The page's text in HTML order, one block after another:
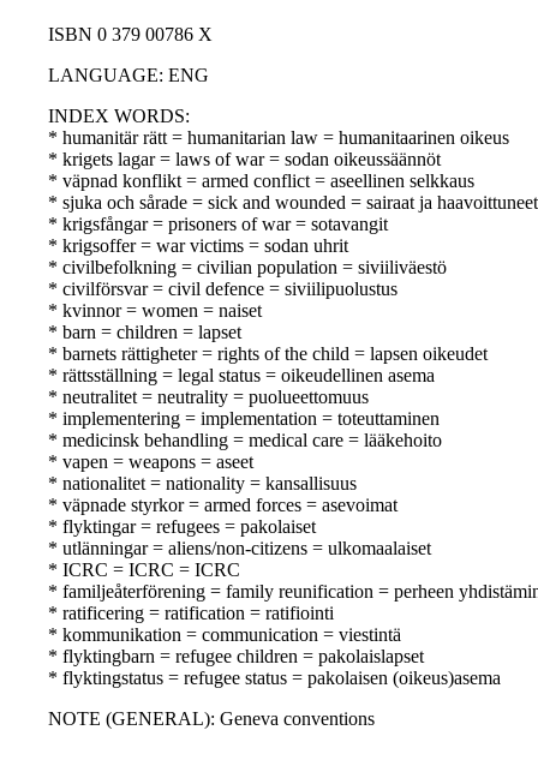
ISBN 0 379 00786 X
LANGUAGE: ENG
INDEX WORDS:
* humanitär rätt = humanitarian law = humanitaarinen oikeus
* krigets lagar = laws of war = sodan oikeussäännöt
* väpnad konflikt = armed conflict = aseellinen selkkaus
* sjuka och sårade = sick and wounded = sairaat ja haavoittuneet
* krigsfångar = prisoners of war = sotavangit
* krigsoffer = war victims = sodan uhrit
* civilbefolkning = civilian population = siviiliväestö
* civilförsvar = civil defence = siviilipuolustus
* kvinnor = women = naiset
* barn = children = lapset
* barnets rättigheter = rights of the child = lapsen oikeudet
* rättsställning = legal status = oikeudellinen asema
* neutralitet = neutrality = puolueettomuus
* implementering = implementation = toteuttaminen
* medicinsk behandling = medical care = lääkehoito
* vapen = weapons = aseet
* nationalitet = nationality = kansallisuus
* väpnade styrkor = armed forces = asevoimat
* flyktingar = refugees = pakolaiset
* utlänningar = aliens/non-citizens = ulkomaalaiset
* ICRC = ICRC = ICRC
* familjeåterförening = family reunification = perheen
* ratificering = ratification = ratifiointi
* kommunikation = communication = viestintä
* flyktingbarn = refugee children = pakolaislapset
* flyktingstatus = refugee status = pakolaisen (oikeus)asema
NOTE (GENERAL): Geneva conventions